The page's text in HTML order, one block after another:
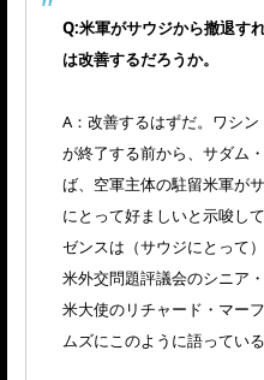
Q:米軍がサウジから撤退す
は改善するだろうか。
A：改善するはずだ。ワシ
が終了する前から、サダム
ば、空軍主体の駐留米軍が
にとって好ましいと示唆し
ゼンスは（サウジにとって
米外交問題評議会のシニア
米大使のリチャード・マー
ムズにこのように語っている